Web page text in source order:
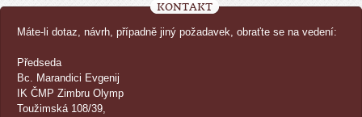
KONTAKT
Máte-li dotaz, návrh, případně jiný požadavek, obraťte se na vedení:
Předseda
Bc. Marandici Evgenij
IK ČMP Zimbru Olymp
Toužimská 108/39,